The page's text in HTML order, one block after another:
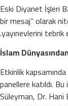
Eski Diyanet İşleri
bir mesaj” olarak
yayınevlerini tebrik
İslam
Etkinlik
panellere katıldı.
Süleyman, Dr. Hani